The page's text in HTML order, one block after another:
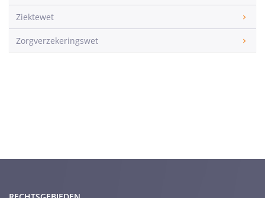
Ziektewet
Zorgverzekeringswet